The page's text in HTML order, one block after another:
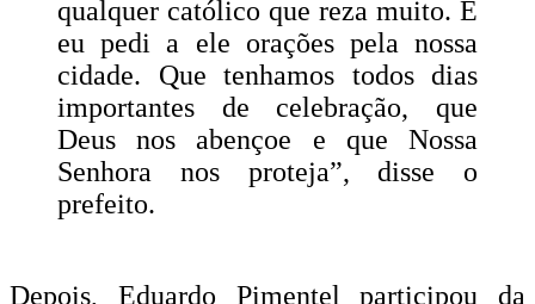
qualquer católico que reza muito. E
eu pedi a ele orações pela nossa
cidade. Que tenhamos todos dias
importantes de celebração, que
Deus nos abençoe e que Nossa
Senhora nos proteja”, disse o
prefeito.
Depois, Eduardo Pimentel participou da